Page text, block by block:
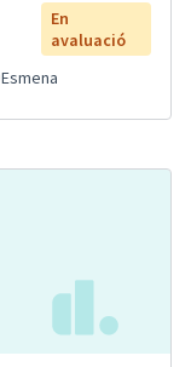
En
avaluació
Esmena